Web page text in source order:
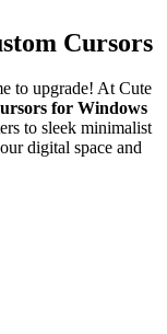
Cursors
to upgrade! At Cute
for Windows
to sleek minimalist
digital space and